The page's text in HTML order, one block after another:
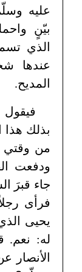
عليه
بيّنٍ
الذي
عندها
المديح.
فيقول
بذلك هذا
من وقتي
ودفعت
جاء قبرَ
فرأى
يحيى
له: نعم.
الأنصار